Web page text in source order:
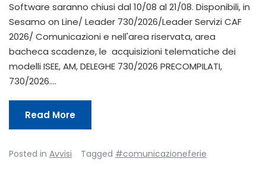
Software saranno chiusi dal 10/08 al 21/08. Disponibili, in
Sesamo on Line/ Leader 730/2026/Leader Servizi CAF
2026/ Comunicazioni e nell'area riservata, area
bacheca scadenze, le acquisizioni telematiche dei
modelli ISEE, AM, DELEGHE 730/2026 PRECOMPILATI,
730/2026.…
Read More
Posted in Avvisi Tagged #comunicazioneferie